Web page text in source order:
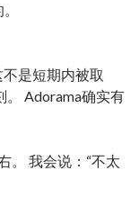
是短期内被取
。 Adorama确实有
。 我会说：“不太